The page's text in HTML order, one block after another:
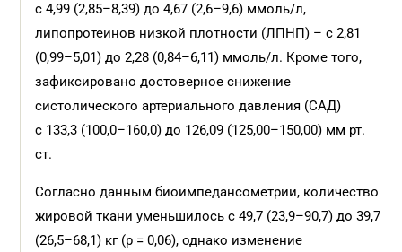
с 4,99 (2,85–8,39) до 4,67 (2,6–9,6) ммоль/л,
липопротеинов низкой плотности (ЛПНП) – с 2,81
(0,99–5,01) до 2,28 (0,84–6,11) ммоль/л. Кроме того,
зафиксировано достоверное снижение
систолического артериального давления (САД)
с 133,3 (100,0–160,0) до 126,09 (125,00–150,00) мм рт.
ст.
Согласно данным биоимпедансометрии, количество
жировой ткани уменьшилось с 49,7 (23,9–90,7) до 39,7
(26,5–68,1) кг (р = 0,06), однако изменение